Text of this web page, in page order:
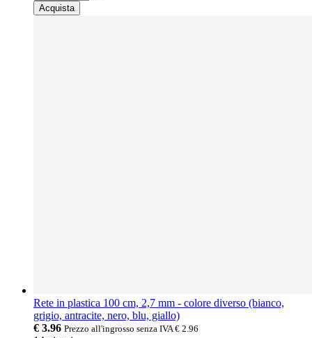
Acquista
Rete in plastica 100 cm, 2,7 mm - colore diverso (bianco,
grigio, antracite, nero, blu, giallo)
€ 3.96 Prezzo all'ingrosso senza IVA€ 2.96